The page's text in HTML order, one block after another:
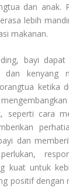
dan anak.
lebih
makanan.
bayi
dan kenyang
ketika
seperti cara
dan
kuat untuk
positif dengan